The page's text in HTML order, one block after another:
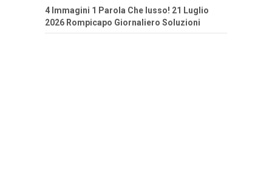
4 Immagini 1 Parola Che lusso! 21 Luglio
2026 Rompicapo Giornaliero Soluzioni